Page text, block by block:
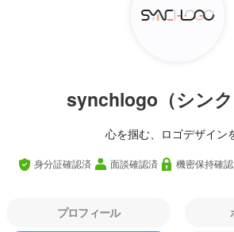
synchlogo（シンク
心を掴む、ロゴデザイン
身分証確認済 面談確認済 機密保持確
プロフィール